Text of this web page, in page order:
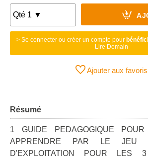
> Se connecter ou créer un compte pour
Lire Demain
Ajouter aux favoris
Résumé
1 GUIDE PEDAGOGIQUE POUR
APPRENDRE PAR LE
D'EXPLOITATION POUR LES